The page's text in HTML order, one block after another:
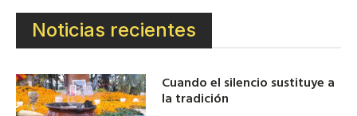
Noticias recientes
Cuando el silencio sustituye a
la tradición